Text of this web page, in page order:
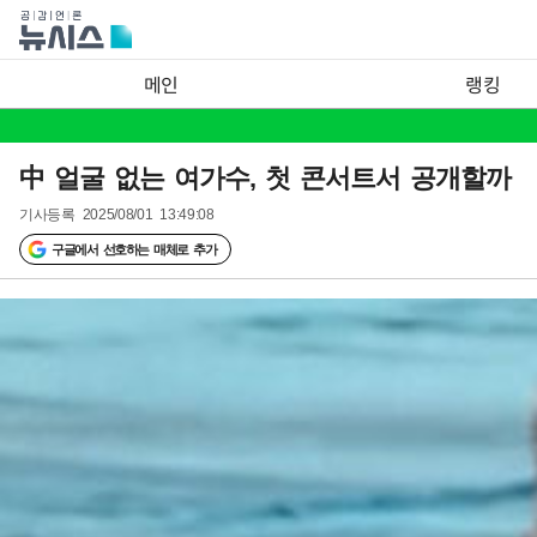
메인 랭킹
中 얼굴 없는 여가수, 첫 콘서트서 공개할까
기사등록 2025/08/01 13:49:08
구글에서 선호하는 매체로 추가